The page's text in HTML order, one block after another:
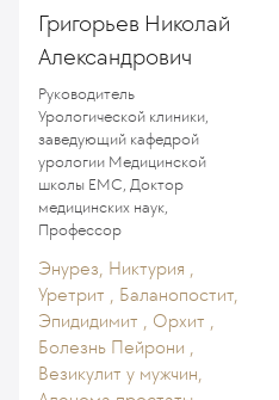
Григорьев Николай
Александрович
Руководитель
Урологической клиники,
заведующий кафедрой
урологии Медицинской
школы ЕМС, Доктор
медицинских наук,
Профессор
Энурез, Никтурия ,
Уретрит , Баланопостит,
Эпидидимит , Орхит ,
Болезнь Пейрони ,
Везикулит у мужчин,